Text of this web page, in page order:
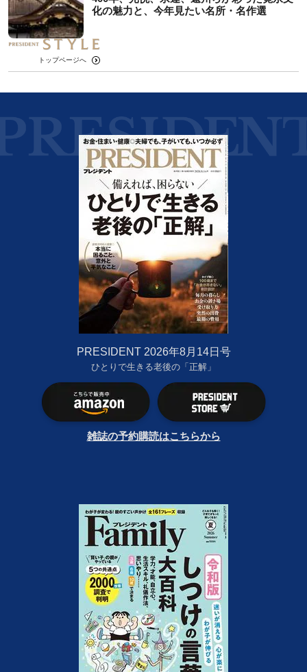
化の魅力と、今年見たい名所・名作選
トップページへ
PRESIDENT 2026年8月14日号
ひとりで生きる老後の「正解」
雑誌の予約購読はこちらから